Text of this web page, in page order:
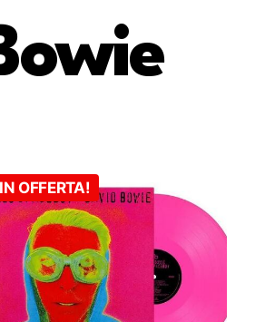
IN OFFERTA!